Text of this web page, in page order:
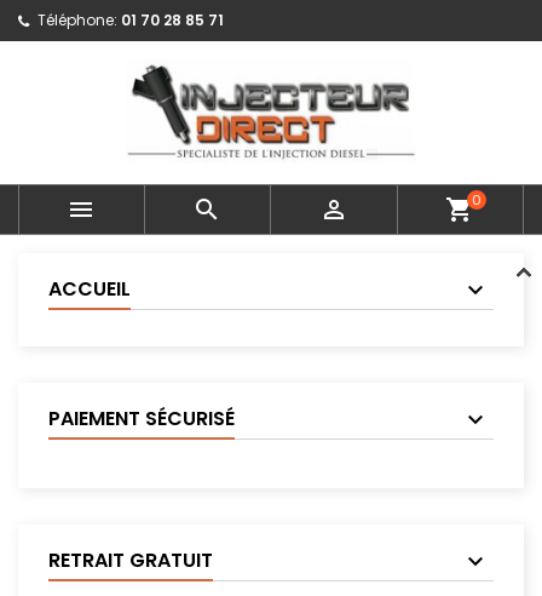
Téléphone: 01 70 28 85 71
   shopping_cart0
ACCUEIL
PAIEMENT SÉCURISÉ
RETRAIT GRATUIT